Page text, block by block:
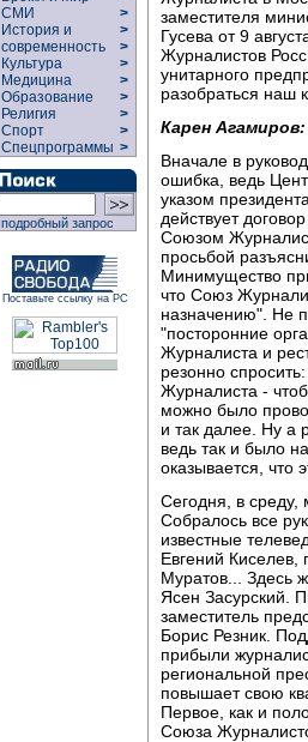
СМИ
>
История и
современность
>
>
Культура
>
Медицина
>
Образование
>
Религия
>
Спорт
>
Спецпрограммы >
подробный запрос
Поставьте ссылку на РС
заместителя
Гусева от 9
Журналистов
унитарного
разобраться наш
Карен Агамиров:
Вначале в
ошибка, ведь
указом
действует
Союзом
просьбой
Минимущество
что Союз
назначению". Не
"посторонние
Журналиста и
резонно
Журналиста -
можно было
и так далее. Ну а
ведь так и было
оказывается, что
Сегодня, в
Собралось все
известные
Евгений Киселев,
Муратов... Здесь
Ясен Засурский.
заместитель
Борис Резник.
прибыли
региональной
повышает свою
Первое, как и
Союза